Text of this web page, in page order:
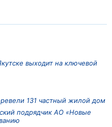
выходит на ключевой
131 частный жилой дом
подрядчик АО «Новые